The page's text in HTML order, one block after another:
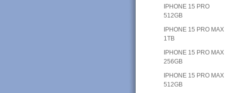
IPHONE 15 PRO
512GB
IPHONE 15 PRO MAX
1TB
IPHONE 15 PRO MAX
256GB
IPHONE 15 PRO MAX
512GB